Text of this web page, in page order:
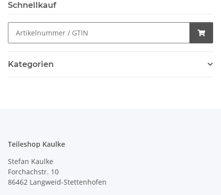
Schnellkauf
Kategorien
Teileshop Kaulke
Stefan Kaulke
Forchachstr. 10
86462 Langweid-Stettenhofen